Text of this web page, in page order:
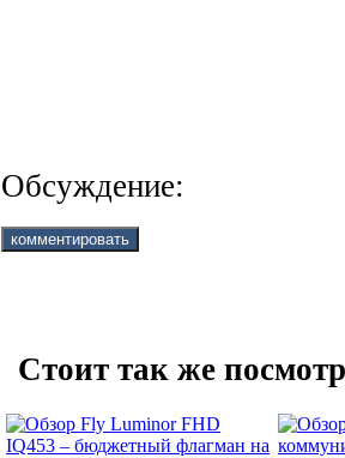
Обсуждение:
Стоит так же